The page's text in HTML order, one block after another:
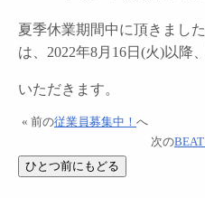
夏季休業期間中に頂きまし
は、2022年8月16日(火)以降
いただきます。
« 前の従業員募集中！ へ
次の